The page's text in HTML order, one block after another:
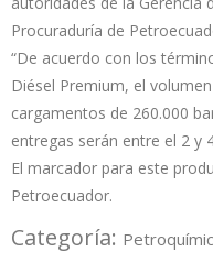
Procuraduría de
“De acuerdo con los
Diésel Premium, el
cargamentos de 260.000
entregas serán entre el 2 y
El marcador para este
Petroecuador.
Categoría: